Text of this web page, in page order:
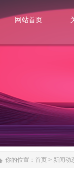
网站首页
你的位置： 首页 > 新闻动